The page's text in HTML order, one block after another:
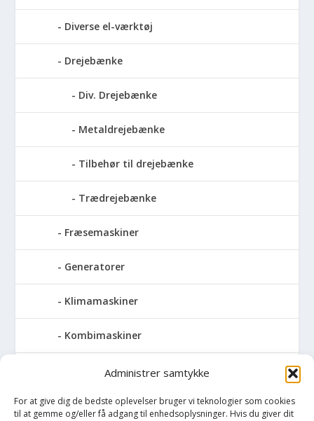
Administrer samtykke
For at give dig de bedste oplevelser bruger vi teknologier som cookies
til at gemme og/eller få adgang til enhedsoplysninger. Hvis du giver dit
Diverse el-værktøj
Drejebænke
Div. Drejebænke
Metaldrejebænke
Tilbehør til drejebænke
Trædrejebænke
Fræsemaskiner
Generatorer
Klimamaskiner
Kombimaskiner
Kompressor
Pressemaskiner